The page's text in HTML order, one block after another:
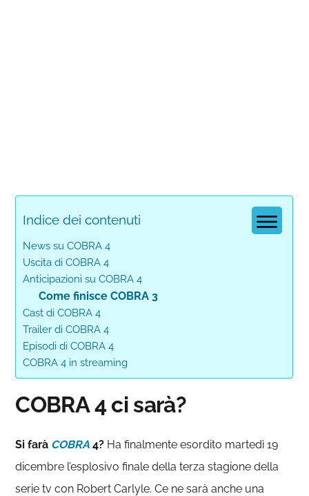
Indice dei contenuti
News su COBRA 4
Uscita di COBRA 4
Anticipazioni su COBRA 4
Come finisce COBRA 3
Cast di COBRA 4
Trailer di COBRA 4
Episodi di COBRA 4
COBRA 4 in streaming
COBRA 4 ci sarà?
Si farà COBRA 4? Ha finalmente esordito martedì 19
dicembre l’esplosivo finale della terza stagione della
serie tv con Robert Carlyle. Ce ne sarà anche una